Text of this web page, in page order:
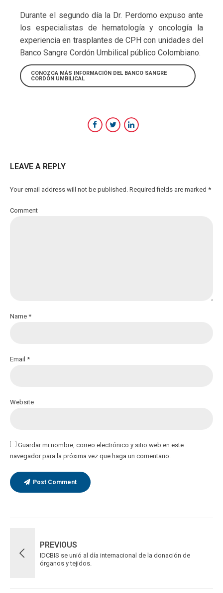
Durante el segundo día la Dr. Perdomo expuso ante
los especialistas de hematología y oncología la
experiencia en trasplantes de CPH con unidades del
Banco Sangre Cordón Umbilical público Colombiano.
CONOZCA MÁS INFORMACIÓN DEL BANCO SANGRE
CORDÓN UMBILICAL
LEAVE A REPLY
Your email address will not be published. Required fields are marked *
Comment
Name *
Email *
Website
Guardar mi nombre, correo electrónico y sitio web en este
navegador para la próxima vez que haga un comentario.
Post Comment
PREVIOUS
IDCBIS se unió al día internacional de la donación de
órganos y tejidos.